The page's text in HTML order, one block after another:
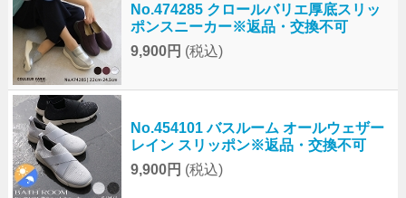
No.474285 クロールバリエ厚底スリッ
ポンスニーカー※返品・交換不可
9,900円 (税込)
No.454101 バスルーム オールウェザー
レイン スリッポン※返品・交換不可
9,900円 (税込)